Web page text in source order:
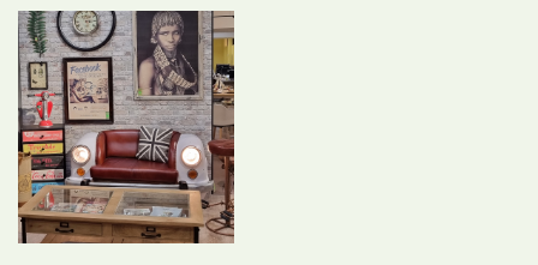
восхитит вас своими эксплуатационными качествами,
долговечностью и привлекательностью.